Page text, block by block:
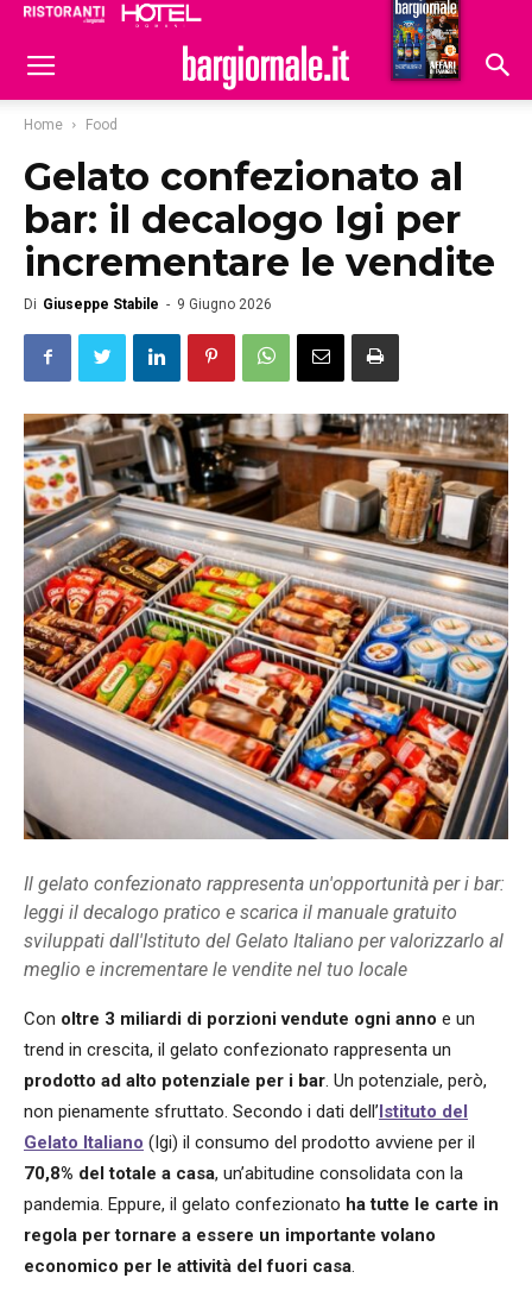
Hoteldomani
Home Food
Gelato confezionato al
bar: il decalogo Igi per
incrementare le vendite
Di Giuseppe Stabile - 9 Giugno 2026
Il gelato confezionato rappresenta un'opportunità per i bar:
leggi il decalogo pratico e scarica il manuale gratuito
sviluppati dall'Istituto del Gelato Italiano per valorizzarlo al
meglio e incrementare le vendite nel tuo locale
Con oltre 3 miliardi di porzioni vendute ogni anno e un
trend in crescita, il gelato confezionato rappresenta un
prodotto ad alto potenziale per i bar. Un potenziale, però,
non pienamente sfruttato. Secondo i dati dell’Istituto del
Gelato Italiano (Igi) il consumo del prodotto avviene per il
70,8% del totale a casa, un’abitudine consolidata con la
pandemia. Eppure, il gelato confezionato ha tutte le carte in
regola per tornare a essere un importante volano
economico per le attività del fuori casa.